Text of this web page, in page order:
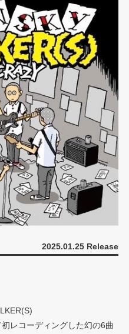
2025.01.25 Release
レコーディングした幻の6曲